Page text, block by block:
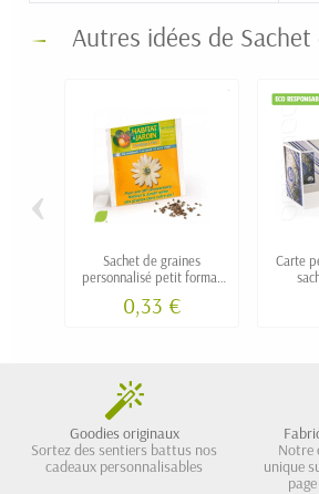
Autres idées de Sachet
Sachet de graines
personnalisé petit format
0,33 €
Carte
‹
Goodies originaux
Sortez des sentiers battus nos
cadeaux personnalisables
Notre
unique